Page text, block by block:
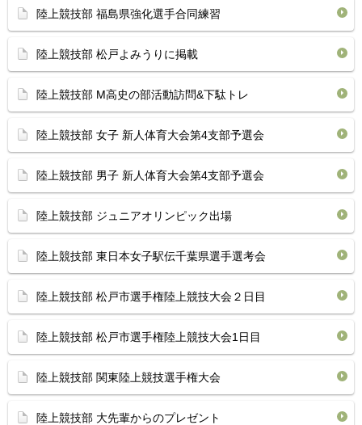
陸上競技部 福島県強化選手合同練習
陸上競技部 松戸よみうりに掲載
陸上競技部 M高史の部活動訪問&下駄トレ
陸上競技部 女子 新人体育大会第4支部予選会
陸上競技部 男子 新人体育大会第4支部予選会
陸上競技部 ジュニアオリンピック出場
陸上競技部 東日本女子駅伝千葉県選手選考会
陸上競技部 松戸市選手権陸上競技大会２日目
陸上競技部 松戸市選手権陸上競技大会1日目
陸上競技部 関東陸上競技選手権大会
陸上競技部 大先輩からのプレゼント